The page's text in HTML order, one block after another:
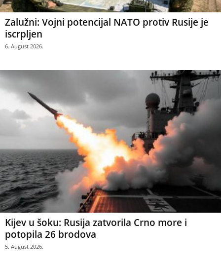
Zalužni: Vojni potencijal NATO protiv Rusije je
iscrpljen
6. August 2026.
Kijev u šoku: Rusija zatvorila Crno more i
potopila 26 brodova
5. August 2026.